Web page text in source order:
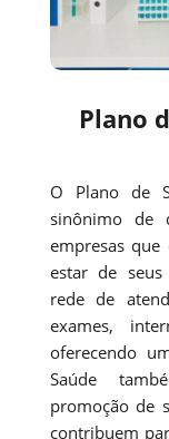
Plano
O Plano de
sinônimo de
empresas
estar de seus
rede de
exames,
oferecendo
Saúde
promoção de
contribuem